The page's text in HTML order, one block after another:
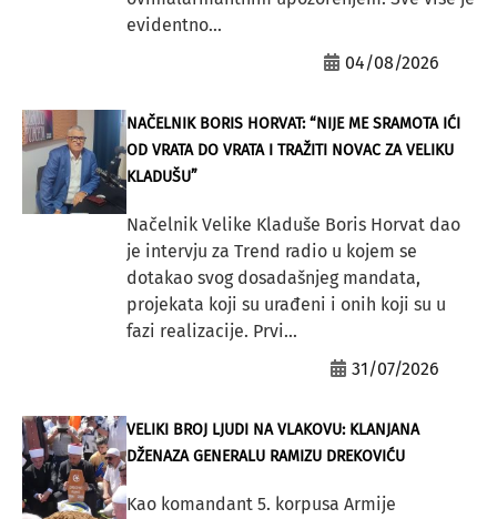
evidentno...
04/08/2026
NAČELNIK BORIS HORVAT: “NIJE ME SRAMOTA IĆI
OD VRATA DO VRATA I TRAŽITI NOVAC ZA VELIKU
KLADUŠU”
Načelnik Velike Kladuše Boris Horvat dao
je intervju za Trend radio u kojem se
dotakao svog dosadašnjeg mandata,
projekata koji su urađeni i onih koji su u
fazi realizacije. Prvi...
31/07/2026
VELIKI BROJ LJUDI NA VLAKOVU: KLANJANA
DŽENAZA GENERALU RAMIZU DREKOVIĆU
Kao komandant 5. korpusa Armije